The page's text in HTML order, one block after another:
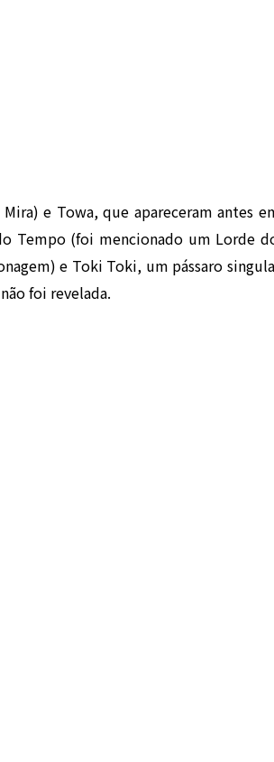
e Towa, que apareceram antes
Tempo (foi mencionado um Lorde
e Toki Toki, um pássaro
foi revelada.